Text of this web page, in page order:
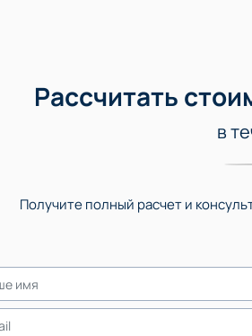
Рассчитать
в
Получите полный расчет и